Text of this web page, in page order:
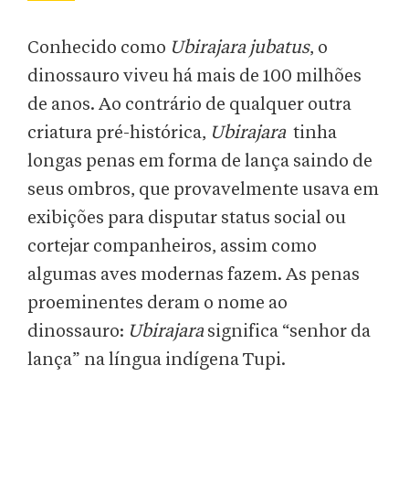
Conhecido como Ubirajara jubatus, o
dinossauro viveu há mais de 100 milhões
de anos. Ao contrário de qualquer outra
criatura pré-histórica, Ubirajara tinha
longas penas em forma de lança saindo de
seus ombros, que provavelmente usava em
exibições para disputar status social ou
cortejar companheiros, assim como
algumas aves modernas fazem. As penas
proeminentes deram o nome ao
dinossauro: Ubirajara significa “senhor da
lança” na língua indígena Tupi.